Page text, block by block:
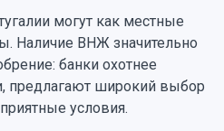
могут как местные
Наличие ВНЖ значительно
банки охотнее
предлагают широкий выбор
условия.